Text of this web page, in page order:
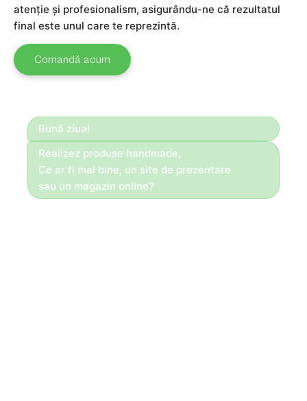
atenție și profesionalism, asigurându-ne că rezultatul
final este unul care te reprezintă.
Comandă acum
Bună ziua!
Realizez produse handmade,
Ce ar fi mai bine, un site de prezentare
sau un magazin online?